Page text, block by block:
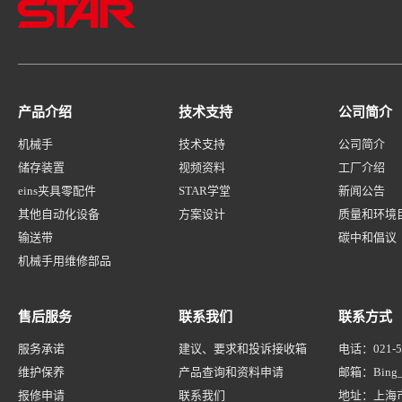
产品介绍
机械手
储存装置
eins夹具零配件
其他自动化设备
输送带
机械手用维修部品
技术支持
技术支持
视频资料
STAR学堂
方案设计
公司简介
公司简介
工厂介绍
新闻公告
质量和环境
碳中和倡议
售后服务
服务承诺
维护保养
报修申请
联系我们
建议、要求和投诉接收箱
产品查询和资料申请
联系我们
联系方式
电话：021-
邮箱：
地址：
上